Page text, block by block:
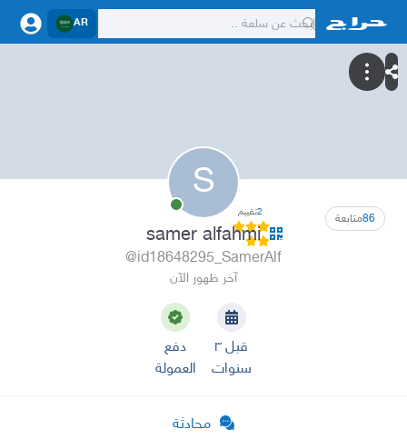
AR
S
86متابعة 2تقييم
samer alfahmi
@id18648295_SamerAlf
آخر ظهور الآن
قبل ٣
سنوات
دفع
العمولة
محادثة